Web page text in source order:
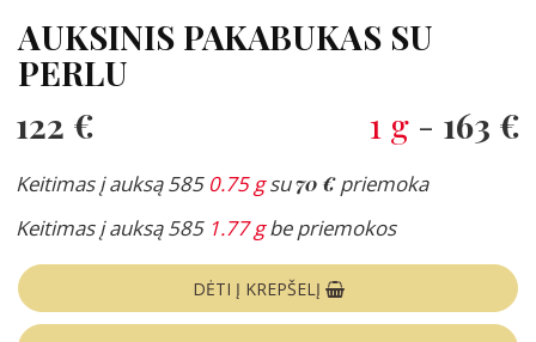
AUKSINIS PAKABUKAS SU
PERLU
122 €
1 g - 163 €
Keitimas į auksą 585 0.75 gsu70 €priemoka
Keitimas į auksą 585 1.77 gbe priemokos
DĖTI Į KREPŠELĮ